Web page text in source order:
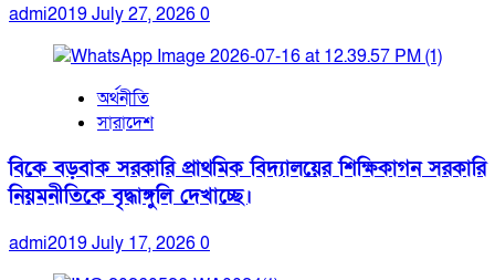
admi2019July 27, 20260
অর্থনীতি
সারাদেশ
বিকে বড়বাক সরকারি প্রাথমিক বিদ্যালয়ের শিক্ষিকাগন সরকারি
নিয়মনীতিকে বৃদ্ধাঙ্গুলি দেখাচ্ছে।
admi2019July 17, 20260